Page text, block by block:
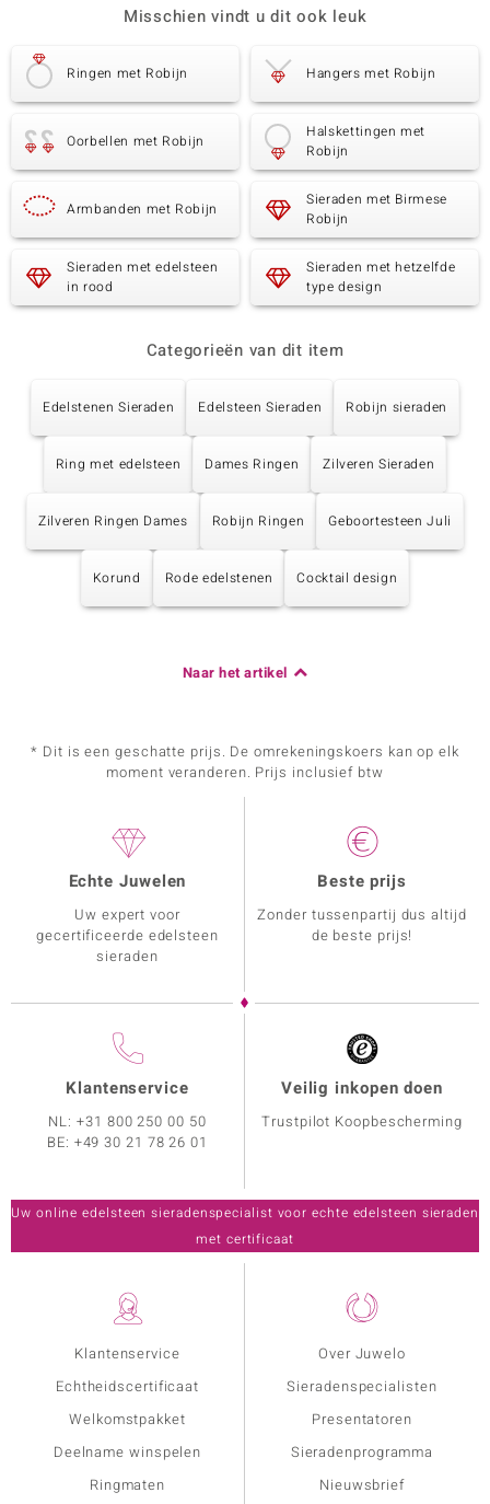
Misschien vindt u dit ook leuk
Ringen met Robijn Hangers met Robijn
Oorbellen met Robijn
Halskettingen met
Robijn
Armbanden met Robijn
Sieraden met Birmese
Robijn
Sieraden met edelsteen
in rood
Sieraden met hetzelfde
type design
Categorieën van dit item
Edelstenen Sieraden Edelsteen Sieraden Robijn sieraden
Ring met edelsteen Dames Ringen Zilveren Sieraden
Zilveren Ringen Dames Robijn Ringen Geboortesteen Juli
Korund Rode edelstenen Cocktail design
Naar het artikel
* Dit is een geschatte prijs. De omrekeningskoers kan op elk
moment veranderen. Prijs inclusief btw
Klantenservice
Echtheidscertificaat
Welkomstpakket
Deelname winspelen
Ringmaten
Over Juwelo
Sieradenspecialisten
Presentatoren
Sieradenprogramma
Nieuwsbrief
Echte Juwelen
Uw expert voor
gecertificeerde edelsteen
sieraden
Beste prijs
Zonder tussenpartij dus altijd
de beste prijs!
Klantenservice
NL:+31 800 250 00 50
BE: +49 30 21 78 26 01
Veilig inkopen doen
Trustpilot Koopbescherming
Uw online edelsteen sieradenspecialist voor echte edelsteen sieraden
met certificaat